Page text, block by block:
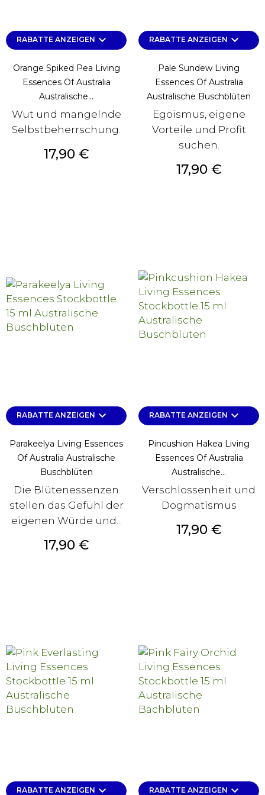
RABATTE ANZEIGEN keyboard_arrow_down
Orange Spiked Pea Living
Essences Of Australia
Australische...
Wut und mangelnde
Selbstbeherrschung.
Preis
17,90 €
RABATTE ANZEIGEN keyboard_arrow_down
Pale Sundew Living
Essences Of Australia
Australische Buschblüten
Egoismus, eigene
Vorteile und Profit
suchen.
Preis
17,90 €
RABATTE ANZEIGEN keyboard_arrow_down
Parakeelya Living Essences
Of Australia Australische
Buschblüten
Die Blütenessenzen
stellen das Gefühl der
eigenen Würde und...
Preis
17,90 €
RABATTE ANZEIGEN keyboard_arrow_down
Pincushion Hakea Living
Essences Of Australia
Australische...
Verschlossenheit und
Dogmatismus
Preis
17,90 €
RABATTE ANZEIGEN keyboard_arrow_down RABATTE ANZEIGEN keyboard_arrow_down